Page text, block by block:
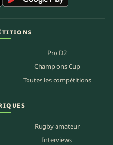
Pro D2
Champions Cup
Toutes les compétitions
Rugby amateur
Interviews